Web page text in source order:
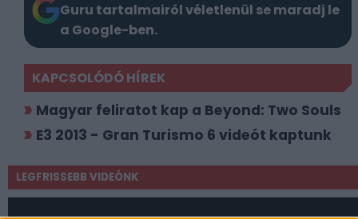
Guru tartalmairól véletlenül se maradj le
a Google-ben.
KAPCSOLÓDÓ HÍREK
Magyar feliratot kap a Beyond: Two Souls
E3 2013 - Gran Turismo 6 videót kaptunk
LEGFRISSEBB VIDEÓNK